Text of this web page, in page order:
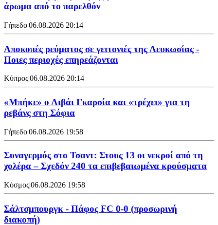
άρωμα από το παρελθόν
Γήπεδο|06.08.2026 20:14
Αποκοπές ρεύματος σε γειτονιές της Λευκωσίας -
Ποιες περιοχές επηρεάζονται
Κύπρος|06.08.2026 20:14
«Μπήκε» ο Λιβάι Γκαρσία και «τρέχει» για τη
ρεβάνς στη Σόφια
Γήπεδο|06.08.2026 19:58
Συναγερμός στο Τσαντ: Στους 13 οι νεκροί από τη
χολέρα – Σχεδόν 240 τα επιβεβαιωμένα κρούσματα
Κόσμος|06.08.2026 19:58
Σάλτσμπουργκ - Πάφος FC 0-0 (προσωρινή
διακοπή)